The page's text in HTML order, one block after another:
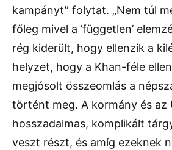
kampányt” folytat. „Nem túl
főleg mivel a ’független’
rég kiderült, hogy ellenzik a
helyzet, hogy a Khan-féle
megjósolt összeomlás a
történt meg. A kormány és az
hosszadalmas, komplikált
veszt részt, és amíg ezeknek